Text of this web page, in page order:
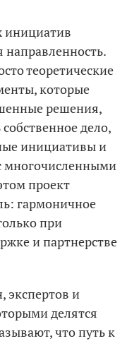
инициатив
направленность.
теоретические
которые
решения,
дело,
инициативы и
многочисленными
проект
гармоничное
при
и партнерстве
и
делятся
что путь к